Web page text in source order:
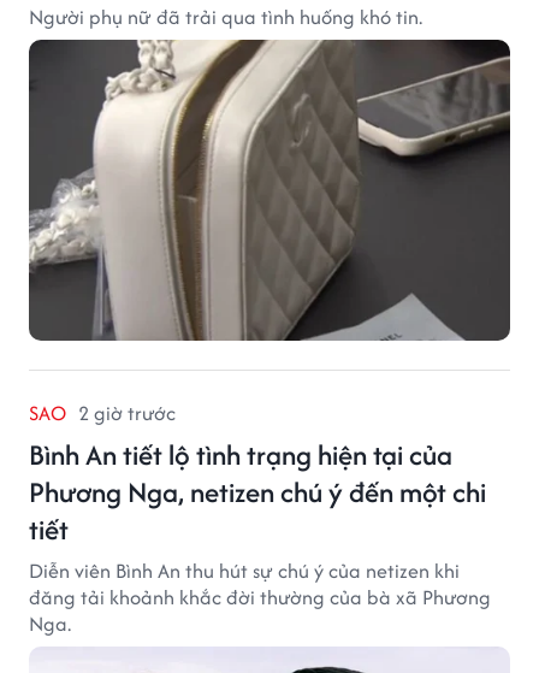
Người phụ nữ đã trải qua tình huống khó tin.
SAO 2 giờ trước
Bình An tiết lộ tình trạng hiện tại của
Phương Nga, netizen chú ý đến một chi
tiết
Diễn viên Bình An thu hút sự chú ý của netizen khi
đăng tải khoảnh khắc đời thường của bà xã Phương
Nga.